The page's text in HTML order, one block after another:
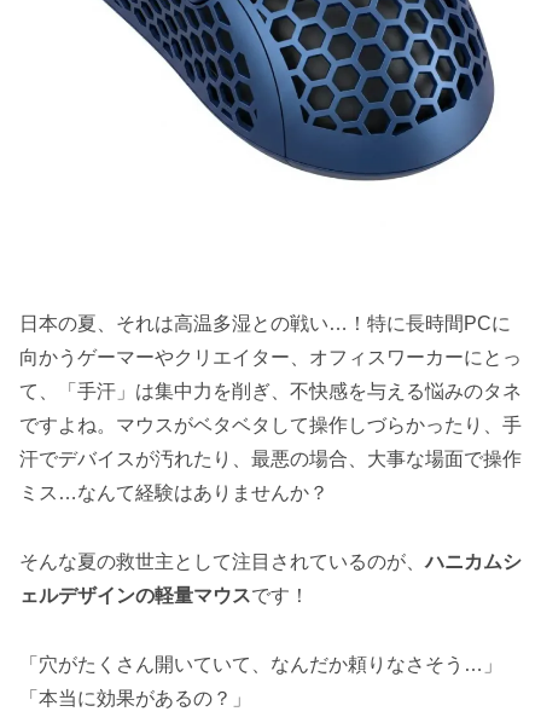
日本の夏、それは高温多湿との戦い…！特に長時間PCに
向かうゲーマーやクリエイター、オフィスワーカーにとっ
て、「手汗」は集中力を削ぎ、不快感を与える悩みのタネ
ですよね。マウスがベタベタして操作しづらかったり、手
汗でデバイスが汚れたり、最悪の場合、大事な場面で操作
ミス…なんて経験はありませんか？
そんな夏の救世主として注目されているのが、ハニカムシ
ェルデザインの軽量マウスです！
「穴がたくさん開いていて、なんだか頼りなさそう…」
「本当に効果があるの？」